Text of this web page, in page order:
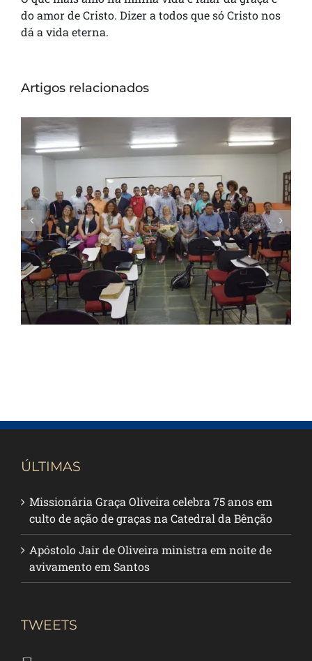
do amor de Cristo. Dizer a todos que só Cristo nos
dá a vida eterna.
Artigos relacionados
Seminário Nacional ITEJ inicia sua 43ª
Turma
ÚLTIMAS
Missionária Graça Oliveira celebra 75 anos em
culto de ação de graças na Catedral da Bênção
Apóstolo Jair de Oliveira ministra em noite de
avivamento em Santos
TWEETS